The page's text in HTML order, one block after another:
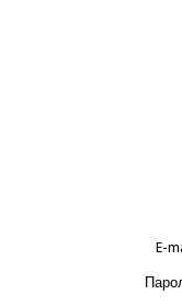
E-